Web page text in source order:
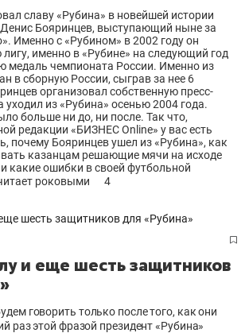
славу «Рубина» в новейшей истории
Бояринцев, выступающий ныне за
Именно с «Рубином» в 2002 году он
именно в «Рубине» на следующий год
медаль чемпионата России. Именно из
в сборную России, сыграв за нее 6
организовал собственную пресс-
уходил из «Рубина» осенью 2004 года.
больше ни до, ни после. Так что,
редакции «БИЗНЕС Оnline» у вас есть
почему Бояринцев ушел из «Рубина», как
казанцам решающие мячи на исходе
какие ошибки в своей футбольной
роковыми
4
и еще шесть защитников
говорить только после того, как они
раз этой фразой президент «Рубина»